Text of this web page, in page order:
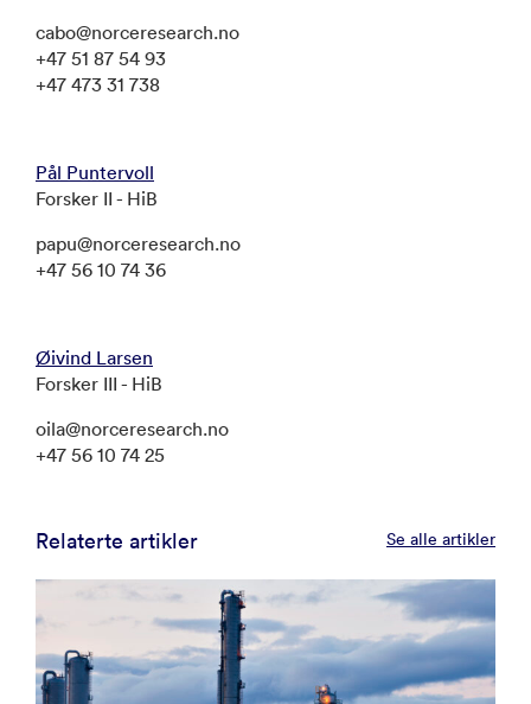
cabo@norceresearch.no
+47 51 87 54 93
+47 473 31 738
Pål Puntervoll
Forsker II - HiB
papu@norceresearch.no
+47 56 10 74 36
Øivind Larsen
Forsker III - HiB
oila@norceresearch.no
+47 56 10 74 25
Relaterte artikler Se alle artikler